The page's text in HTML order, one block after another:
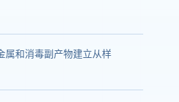
属和消毒副产物建立从样